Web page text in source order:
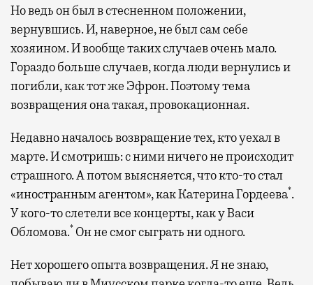
Но ведь он был в стесненном положении,
вернувшись. И, наверное, не был сам себе
хозяином. И вообще таких случаев очень мало.
Гораздо больше случаев, когда люди вернулись и
погибли, как тот же Эфрон. Поэтому тема
возвращения она такая, провокационная.
Недавно началось возвращение тех, кто уехал в
марте. И смотришь: с ними ничего не происходит
страшного. А потом выясняется, что кто-то стал
«иностранным агентом», как Катерина Гордеева*.
У кого-то слетели все концерты, как у Васи
Обломова.* Он не смог сыграть ни одного.
Нет хорошего опыта возвращения. Я не знаю,